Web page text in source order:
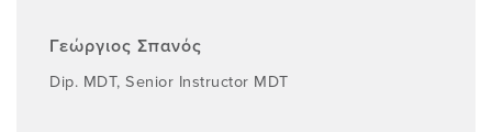
Γεώργιος Σπανός
Dip. MDT, Senior Instructor MDT